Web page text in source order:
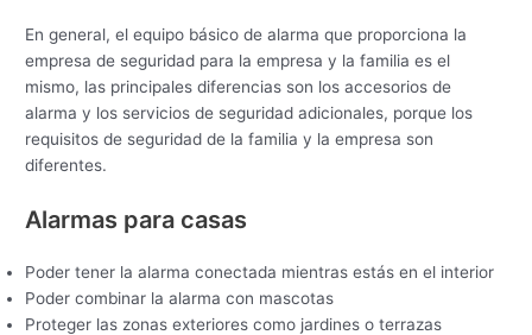
En general, el equipo básico de alarma que proporciona la
empresa de seguridad para la empresa y la familia es el
mismo, las principales diferencias son los accesorios de
alarma y los servicios de seguridad adicionales, porque los
requisitos de seguridad de la familia y la empresa son
diferentes.
Alarmas para casas
Poder tener la alarma conectada mientras estás en el interior
Poder combinar la alarma con mascotas
Proteger las zonas exteriores como jardines o terrazas